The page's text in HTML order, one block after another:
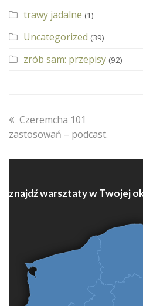
trawy jadalne (1)
Uncategorized (39)
zrób sam: przepisy (92)
previous
post:
Czeremcha 101
zastosowań – podcast.
znajdź warsztaty w Twojej